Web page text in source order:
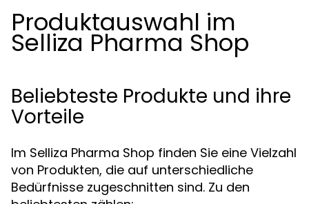
Produktauswahl im
Selliza Pharma Shop
Beliebteste Produkte und ihre
Vorteile
Im Selliza Pharma Shop finden Sie eine Vielzahl
von Produkten, die auf unterschiedliche
Bedürfnisse zugeschnitten sind. Zu den